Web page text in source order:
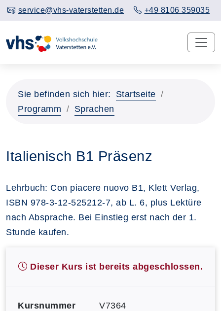
service@vhs-vaterstetten.de +49 8106 359035
Sie befinden sich hier:
Startseite
Programm
Sprachen
Italienisch B1 Präsenz
Lehrbuch: Con piacere nuovo B1, Klett Verlag,
ISBN 978-3-12-525212-7, ab L. 6, plus Lektüre
nach Absprache. Bei Einstieg erst nach der 1.
Stunde kaufen.
Dieser Kurs ist bereits abgeschlossen.
Kursnummer V7364